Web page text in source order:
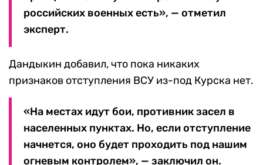
российских военных есть», — отметил
эксперт.
Дандыкин добавил, что пока никаких
признаков отступления ВСУ из-под Курска нет.
«На местах идут бои, противник засел в
населенных пунктах. Но, если отступление
начнется, оно будет проходить под нашим
огневым контролем», — заключил он.